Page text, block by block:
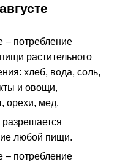
– потребление
растительного
хлеб, вода, соль,
и овощи,
орехи, мед.
разрешается
любой пищи.
– потребление